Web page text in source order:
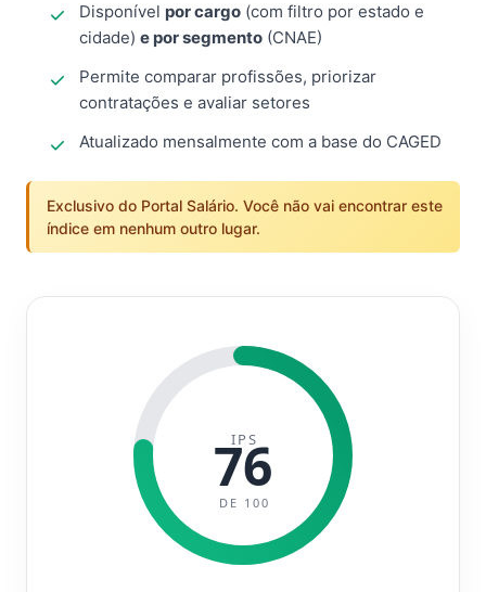
Disponível por cargo (com filtro por estado e
cidade) e por segmento (CNAE)
Permite comparar profissões, priorizar
contratações e avaliar setores
Atualizado mensalmente com a base do CAGED
Exclusivo do Portal Salário. Você não vai encontrar este
índice em nenhum outro lugar.
IPS
76
DE 100